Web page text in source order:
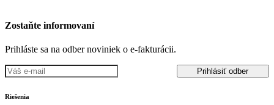
Zostaňte informovaní
Prihláste sa na odber noviniek o e-fakturácii.
Prihlásiť odber
Riešenia